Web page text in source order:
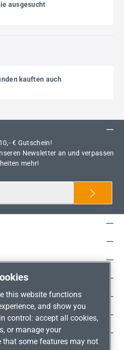
ausgesucht
kauften auch
€ Gutschein!
Newsletter an und verpassen
mehr!
this website functions
and show you
control: accept all cookies,
or manage your
that some features may not